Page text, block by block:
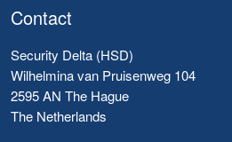
Contact
Security Delta (HSD)
Wilhelmina van Pruisenweg 104
2595 AN The Hague
The Netherlands